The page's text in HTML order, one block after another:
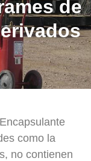
de
como la
no contienen